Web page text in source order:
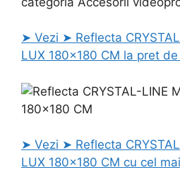
➤ Vezi ➤ Reflecta
LUX 180×180 CM la pret
➤ Vezi ➤ Reflecta
LUX 180×180 CM cu cel